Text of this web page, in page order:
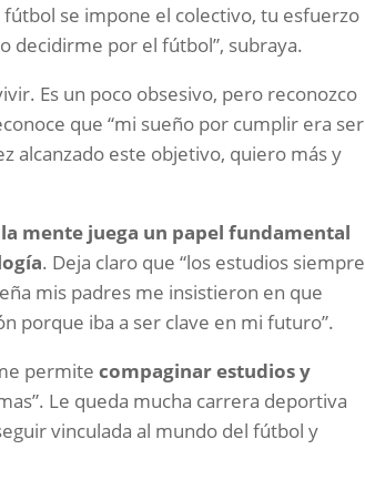
se impone el colectivo, tu esfuerzo
decidirme por el fútbol”, subraya.
Es un poco obsesivo, pero reconozco
que “mi sueño por cumplir era ser
alcanzado este objetivo, quiero más y
la mente juega un papel fundamental
. Deja claro que “los estudios siempre
mis padres me insistieron en que
porque iba a ser clave en mi futuro”.
permite compaginar estudios y
Le queda mucha carrera deportiva
vinculada al mundo del fútbol y